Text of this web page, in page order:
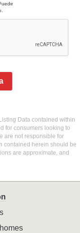
Data contained within
for consumers looking to
are not responsible for
contained herein should be
are approximate, and